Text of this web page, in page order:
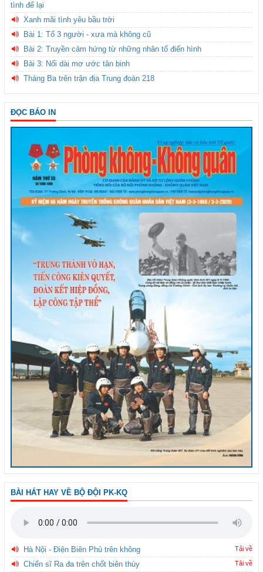
tình để lại
Xanh mãi tình yêu bầu trời
Bài 1: Tổ 3 người - xưa mà không cũ
Bài 2: Truyền cảm hứng từ những nhân tố điển hình
Bài 3: Nối dài mơ ước tân binh
Tháng Ba trên trận địa Trung đoàn 218
ĐỌC BÁO IN
BÀI HÁT HAY VỀ BỘ ĐỘI PK-KQ
Hà Nội - Điện Biên Phủ trên không Tải về
Chiến sĩ Ra đa trên chốt biên thùy Tải về